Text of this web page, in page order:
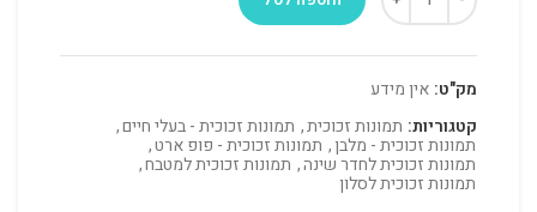
מק"ט: אין מידע
קטגוריות: תמונות זכוכית, תמונות זכוכית - בעלי חיים,
תמונות זכוכית - מלבן, תמונות זכוכית - פופ ארט,
תמונות זכוכית לחדר שינה, תמונות זכוכית למטבח,
תמונות זכוכית לסלון